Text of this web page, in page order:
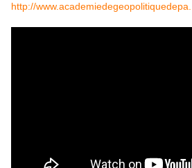
http://www.academiedegeopolitiquedepa...